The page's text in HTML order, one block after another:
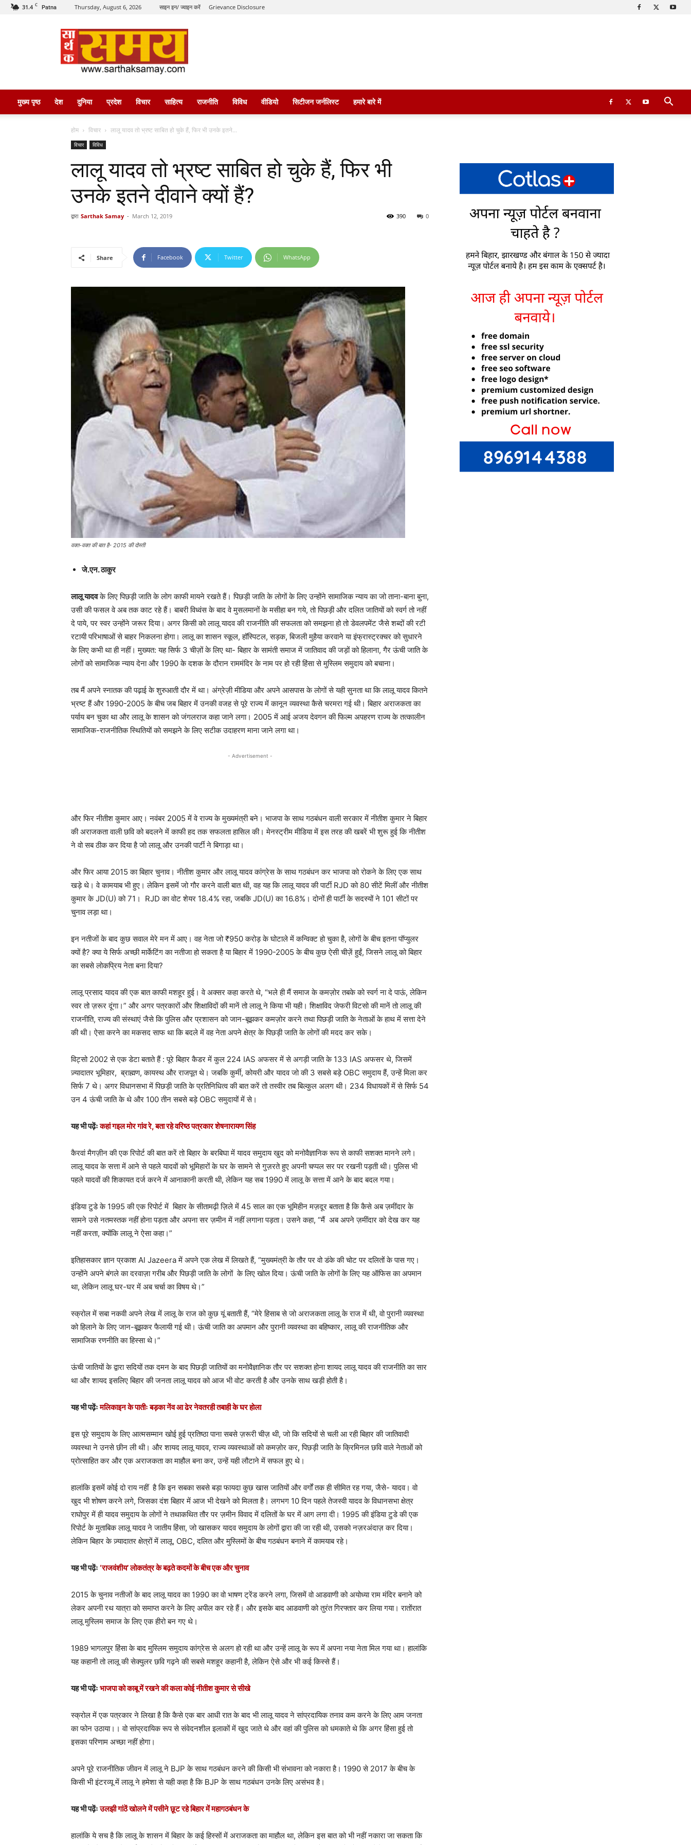
31.4 C Patna Thursday, August 6, 2026 साइन इन/ ज्वाइन करें Grievance Disclosure
सार्थक
समय
मुख्य पृष्ठ देश दुनिया प्रदेश विचार साहित्य राजनीति विविध वीडियो सिटीजन जर्नलिस्ट हमारे बारे में
होम विचार लालू यादव तो भ्रष्ट साबित हो चुके हैं, फिर भी उनके इतने...
विचार विविध
लालू यादव तो भ्रष्ट साबित हो चुके हैं, फिर भी
उनके इतने दीवाने क्यों हैं?
द्वारा Sarthak Samay - March 12, 2019 0
390
Share Facebook Twitter WhatsApp
वक्त-वक्त की बात है- 2015 की दोस्ती
जे.एन. ठाकुर
लालू यादवके लिए पिछड़ी जाति के लोग काफी मायने रखते हैं। पिछड़ी जाति के लोगों के लिए उन्होंने सामाजिक न्याय का जो ताना-बाना बुना,
उसी की फसल वे अब तक काट रहे हैं। बाबरी विध्वंस के बाद वे मुसलमानों के मसीहा बन गये, तो पिछड़ी और दलित जातियों को स्वर्ग तो नहीं
दे पाये, पर स्वर उन्होंने जरूर दिया। अगर किसी को लालू यादव की राजनीति की सफलता को समझना हो तो डेवलपमेंट जैसे शब्दों की रटी
रटायी परिभाषाओं से बाहर निकलना होगा। लालू का शासन स्कूल, हॉस्पिटल, सड़क, बिजली मुहैया करवाने या इंफ्रास्ट्रक्चर को सुधारने
के लिए कभी था ही नहीं। मुख्यत: यह सिर्फ 3 चीज़ों के लिए था- बिहार के सामंती समाज में जातिवाद की जड़ों को हिलाना, गैर ऊंची जाति के
लोगों को सामाजिक न्याय देना और 1990 के दशक के दौरान राममंदिर के नाम पर हो रही हिंसा से मुस्लिम समुदाय को बचाना।
तब मैं अपने स्नातक की पढ़ाई के शुरुआती दौर में था। अंग्रेज़ी मीडिया और अपने आसपास के लोगों से यही सुनता था कि लालू यादव कितने
भ्रष्ट हैं और 1990-2005 के बीच जब बिहार में उनकी वजह से पूरे राज्य में कानून व्यवस्था कैसे चरमरा गई थी। बिहार अराजकता का
पर्याय बन चुका था और लालू के शासन को जंगलराज कहा जाने लगा। 2005 में आई अजय देवगन की फिल्म अपहरण राज्य के तत्कालीन
सामाजिक-राजनीतिक स्थितियों को समझने के लिए सटीक उदाहरण माना जाने लगा था।
- Advertisement -
और फिर नीतीश कुमार आए। नवंबर 2005 में वे राज्य के मुख्यमंत्री बने। भाजपा के साथ गठबंधन वाली सरकार में नीतीश कुमार ने बिहार
की अराजकता वाली छवि को बदलने में काफी हद तक सफलता हासिल की। मेनस्ट्रीम मीडिया में इस तरह की खबरें भी शुरू हुई कि नीतीश
ने वो सब ठीक कर दिया है जो लालू और उनकी पार्टी ने बिगाड़ा था।
और फिर आया 2015 का बिहार चुनाव। नीतीश कुमार और लालू यादव कांग्रेस के साथ गठबंधन कर भाजपा को रोकने के लिए एक साथ
खड़े थे। वे कामयाब भी हुए। लेकिन इसमें जो गौर करने वाली बात थी, वह यह कि लालू यादव की पार्टी RJD को 80 सीटें मिलीं और नीतीश
कुमार के JD(U) को 71। RJD का वोट शेयर 18.4% रहा, जबकि JD(U) का 16.8%। दोनों ही पार्टी के सदस्यों ने 101 सीटों पर
चुनाव लड़ा था।
इन नतीजों के बाद कुछ सवाल मेरे मन में आए। वह नेता जो ₹950 करोड़ के घोटाले में कन्विक्ट हो चुका है, लोगों के बीच इतना पॉप्युलर
क्यों है? क्या ये सिर्फ अच्छी मार्केटिंग का नतीजा हो सकता है या बिहार में 1990-2005 के बीच कुछ ऐसी चीज़ें हुईं, जिसने लालू को बिहार
का सबसे लोकप्रिय नेता बना दिया?
लालू प्रसाद यादव की एक बात काफी मशहूर हुई। वे अक्सर कहा करते थे, “भले ही मैं समाज के कमज़ोर तबके को स्वर्ग ना दे पाऊं, लेकिन
स्वर तो ज़रूर दूंगा।” और अगर पत्रकारों और शिक्षाविदों की मानें तो लालू ने किया भी यही। शिक्षाविद जेफरी विटसो की मानें तो लालू की
राजनीति, राज्य की संस्थाएं जैसे कि पुलिस और प्रशासन को जान-बूझकर कमज़ोर करने तथा पिछड़ी जाति के नेताओं के हाथ में सत्ता देने
की थी। ऐसा करने का मकसद साफ था कि बदले में वह नेता अपने क्षेत्र के पिछड़ी जाति के लोगों की मदद कर सके।
विट्सो 2002 से एक डेटा बताते हैं : पूरे बिहार कैडर में कुल 224 IAS अफसर में से अगड़ी जाति के 133 IAS अफसर थे, जिसमें
ज़्यादातर भूमिहार, ब्राह्मण, कायस्थ और राजपूत थे। जबकि कुर्मी, कोयरी और यादव जो की 3 सबसे बड़े OBC समुदाय हैं, उन्हें मिला कर
सिर्फ 7 थे। अगर विधानसभा में पिछड़ी जाति के प्रतिनिधित्व की बात करें तो तस्वीर तब बिल्कुल अलग थी। 234 विधायकों में से सिर्फ 54
उन 4 ऊंची जाति के थे और 100 तीन सबसे बड़े OBC समुदायों में से।
यह भी पढ़ेंःकहां गइल मोर गांव रे, बता रहे वरिष्ठ पत्रकार शेषनारायण सिंह
कैरवां मैगज़ीन की एक रिपोर्ट की बात करें तो बिहार के बरबिघा में यादव समुदाय खुद को मनोवैज्ञानिक रूप से काफी सशक्त मानने लगे।
लालू यादव के सत्ता में आने से पहले यादवों को भूमिहारों के घर के सामने से गुज़रते हुए अपनी चप्पल सर पर रखनी पड़ती थी। पुलिस भी
पहले यादवों की शिकायत दर्ज करने में आनाकानी करती थी, लेकिन यह सब 1990 में लालू के सत्ता में आने के बाद बदल गया।
इंडिया टुडे के 1995 की एक रिपोर्ट में बिहार के सीतामढ़ी ज़िले में 45 साल का एक भूमिहीन मज़दूर बताता है कि कैसे अब ज़मींदार के
सामने उसे नतमस्तक नहीं होना पड़ता और अपना सर ज़मीन में नहीं लगाना पड़ता। उसने कहा, “मैं अब अपने ज़मींदार को देख कर यह
नहीं करता, क्योंकि लालू ने ऐसा कहा।”
इतिहासकार ज्ञान प्रकाश Al Jazeera में अपने एक लेख में लिखते हैं, “मुख्यमंत्री के तौर पर वो डंके की चोट पर दलितों के पास गए।
उन्होंने अपने बंगले का दरवाज़ा गरीब और पिछड़ी जाति के लोगों के लिए खोल दिया। ऊंची जाति के लोगों के लिए यह ऑफिस का अपमान
था, लेकिन लालू घर-घर में अब चर्चा का विषय थे।”
स्क्रोल में सबा नकवी अपने लेख में लालू के राज को कुछ यूं बताती हैं, “मेरे हिसाब से जो अराजकता लालू के राज में थी, वो पुरानी व्यवस्था
को हिलाने के लिए जान-बूझकर फैलायी गई थी। ऊंची जाति का अपमान और पुरानी व्यवस्था का बहिष्कार, लालू की राजनीतिक और
सामाजिक रणनीति का हिस्सा थे।”
ऊंची जातियों के द्वारा सदियों तक दमन के बाद पिछड़ी जातियों का मनोवैज्ञानिक तौर पर सशक्त होना शायद लालू यादव की राजनीति का सार
था और शायद इसलिए बिहार की जनता लालू यादव को आज भी वोट करती है और उनके साथ खड़ी होती है।
यह भी पढ़ेंःमलिकाइन के पातीः बड़का नेंव आ ढेर नेवतरही तबाही के घर होला
इस पूरे समुदाय के लिए आत्मसम्मान खोई हुई प्रतिष्ठा पाना सबसे ज़रूरी चीज़ थी, जो कि सदियों से चली आ रही बिहार की जातिवादी
व्यवस्था ने उनसे छीन ली थी। और शायद लालू यादव, राज्य व्यवस्थाओं को कमज़ोर कर, पिछड़ी जाति के क्रिमिनल छवि वाले नेताओं को
प्रोत्साहित कर और एक अराजकता का माहौल बना कर, उन्हें यही लौटाने में सफल हुए थे।
हालांकि इसमें कोई दो राय नहीं है कि इन सबका सबसे बड़ा फायदा कुछ खास जातियों और वर्गों तक ही सीमित रह गया, जैसे- यादव। वो
खुद भी शोषण करने लगे, जिसका दंश बिहार में आज भी देखने को मिलता है। लगभग 10 दिन पहले तेजस्वी यादव के विधानसभा क्षेत्र
राघोपुर में ही यादव समुदाय के लोगों ने तथाकथित तौर पर ज़मीन विवाद में दलितों के घर में आग लगा दी। 1995 की इंडिया टुडे की एक
रिपोर्ट के मुताबिक लालू यादव ने जातीय हिंसा, जो खासकर यादव समुदाय के लोगों द्वारा की जा रही थी, उसको नज़रअंदाज़ कर दिया।
लेकिन बिहार के ज़्यादातर क्षेत्रों में लालू, OBC, दलित और मुस्लिमों के बीच गठबंधन बनाने में कामयाब रहे।
यह भी पढ़ेंः ‘राजवंशीय’ लोकतंत्र के बढ़ते कदमों के बीच एक और चुनाव
2015 के चुनाव नतीजों के बाद लालू यादव का 1990 का वो भाषण ट्रेंड करने लगा, जिसमें वो आडवाणी को अयोध्या राम मंदिर बनाने को
लेकर अपनी रथ यात्रा को समाप्त करने के लिए अपील कर रहे हैं। और इसके बाद आडवाणी को तुरंत गिरफ्तार कर लिया गया। रातोंरात
लालू मुस्लिम समाज के लिए एक हीरो बन गए थे।
1989 भागलपुर हिंसा के बाद मुस्लिम समुदाय कांग्रेस से अलग हो रही था और उन्हें लालू के रूप में अपना नया नेता मिल गया था। हालांकि
यह कहानी तो लालू की सेक्युलर छवि गढ़ने की सबसे मशहूर कहानी है, लेकिन ऐसे और भी कई किस्से हैं।
यह भी पढ़ेंः भाजपा को काबू में रखने की कला कोई नीतीश कुमार से सीखे
स्क्रोल में एक पत्रकार ने लिखा है कि कैसे एक बार आधी रात के बाद भी लालू यादव ने सांप्रदायिक तनाव कम करने के लिए आम जनता
का फोन उठाया।। वो सांप्रदायिक रूप से संवेदनशील इलाकों में खुद जाते थे और वहां की पुलिस को धमकाते थे कि अगर हिंसा हुई तो
इसका परिणाम अच्छा नहीं होगा।
अपने पूरे राजनीतिक जीवन में लालू ने BJP के साथ गठबंधन करने की किसी भी संभावना को नकारा है। 1990 से 2017 के बीच के
किसी भी इंटरव्यू में लालू ने हमेशा से यही कहा है कि BJP के साथ गठबंधन उनके लिए असंभव है।
यह भी पढ़ेंःउलझी गांठें खोलने में पसीने छूट रहे बिहार में महागठबंधन के
हालांकि ये सच है कि लालू के शासन में बिहार के कई हिस्सों में अराजकता का माहौल था, लेकिन इस बात को भी नहीं नकारा जा सकता कि